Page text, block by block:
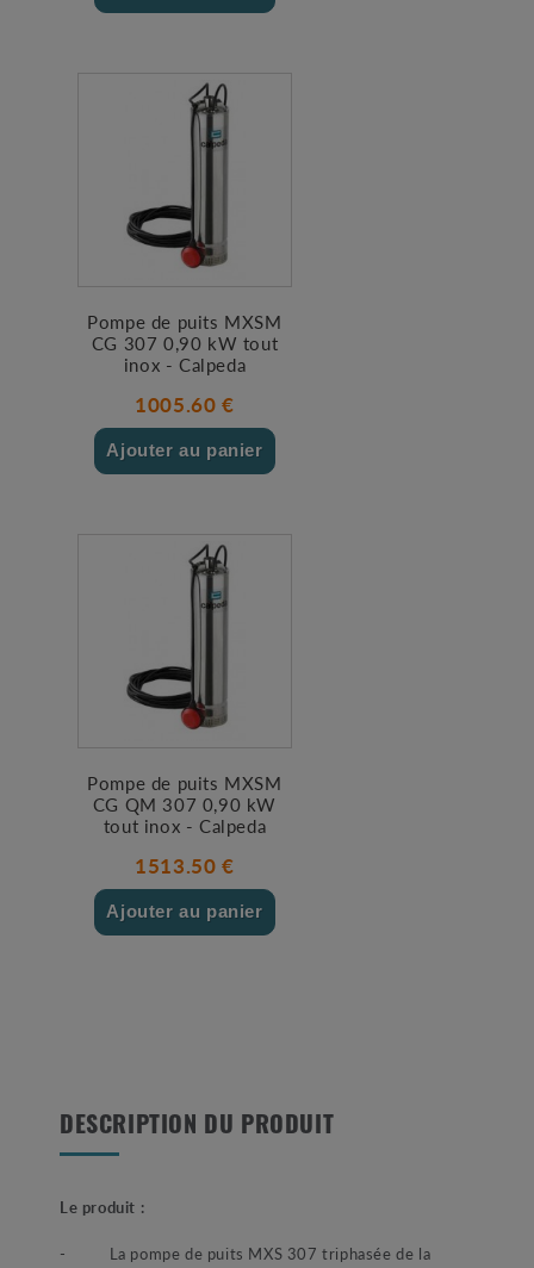
Pompe de puits MXSM
CG 307 0,90 kW tout
inox - Calpeda
1005.60 €
Ajouter au panier
Pompe de puits MXSM
CG QM 307 0,90 kW
tout inox - Calpeda
1513.50 €
Ajouter au panier
DESCRIPTION DU PRODUIT
Le produit :
-
La pompe de puits MXS 307 triphasée de la